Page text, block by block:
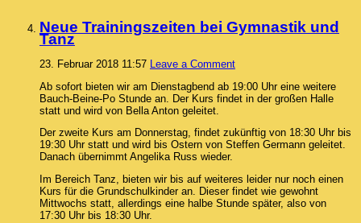
Neue Trainingszeiten bei Gymnastik und
Tanz
23. Februar 2018 11:57
Leave a Comment
Ab sofort bieten wir am Dienstagbend ab 19:00 Uhr eine weitere
Bauch-Beine-Po Stunde an. Der Kurs findet in der großen Halle
statt und wird von Bella Anton geleitet.
Der zweite Kurs am Donnerstag, findet zukünftig von 18:30 Uhr bis
19:30 Uhr statt und wird bis Ostern von Steffen Germann geleitet.
Danach übernimmt Angelika Russ wieder.
Im Bereich Tanz, bieten wir bis auf weiteres leider nur noch einen
Kurs für die Grundschulkinder an. Dieser findet wie gewohnt
Mittwochs statt, allerdings eine halbe Stunde später, also von
17:30 Uhr bis 18:30 Uhr.